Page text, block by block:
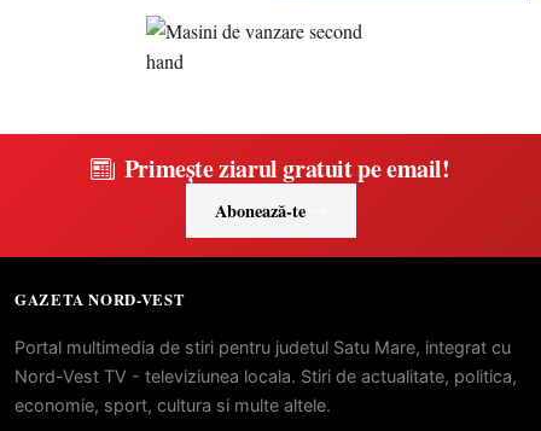
Primește ziarul gratuit pe email!
Abonează-te
GAZETA NORD-VEST
Portal multimedia de stiri pentru judetul Satu Mare, integrat cu
Nord-Vest TV - televiziunea locala. Stiri de actualitate, politica,
economie, sport, cultura si multe altele.